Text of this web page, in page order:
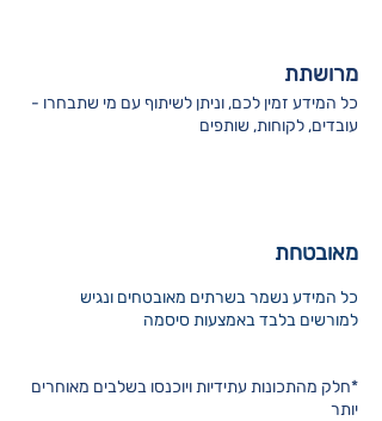
מרושתת
כל המידע זמין לכם, וניתן לשיתוף עם מי שתבחרו -
עובדים, לקוחות, שותפים
מאובטחת
כל המידע נשמר בשרתים מאובטחים ונגיש
למורשים בלבד באמצעות סיסמה
*חלק מהתכונות עתידיות ויוכנסו בשלבים מאוחרים
יותר